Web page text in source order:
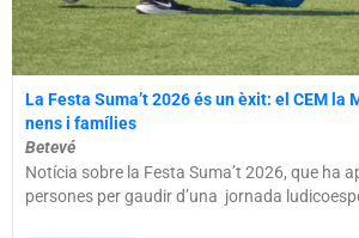
La Festa Suma’t 2026 és un èxit: el CEM la
nens i famílies
Betevé
Notícia sobre la Festa Suma’t 2026, que ha
persones per gaudir d’una jornada